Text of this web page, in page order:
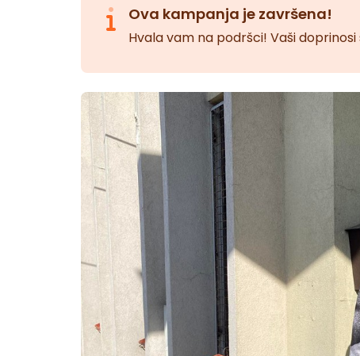
Ova kampanja je završena!
Hvala vam na podršci! Vaši